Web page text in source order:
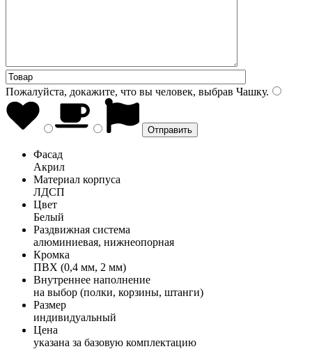
Пожалуйста, докажите, что вы человек, выбрав Чашку.
Фасад
Акрил
Материал корпуса
ЛДСП
Цвет
Белый
Раздвижная система
алюминиевая, нижнеопорная
Кромка
ПВХ (0,4 мм, 2 мм)
Внутреннее наполнение
на выбор (полки, корзины, штанги)
Размер
индивидуальный
Цена
указана за базовую комплектацию